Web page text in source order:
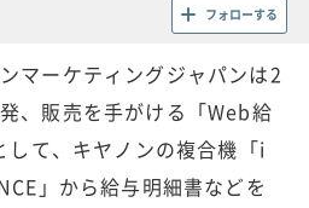
フォローする
マーケティングジャパンは2
、販売を手がける「Web給
て、キヤノンの複合機「i
」から給与明細書などを